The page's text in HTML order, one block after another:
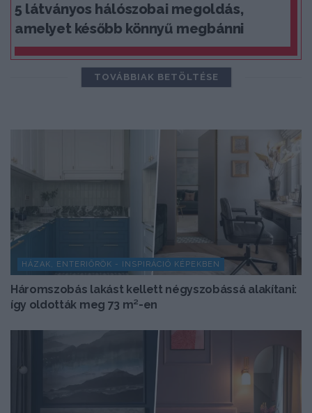
5 látványos hálószobai megoldás,
amelyet később könnyű megbánni
TOVÁBBIAK BETÖLTÉSE
HÁZAK, ENTERIŐRÖK - INSPIRÁCIÓ KÉPEKBEN
Háromszobás lakást kellett négyszobássá alakítani:
így oldották meg 73 m²-en